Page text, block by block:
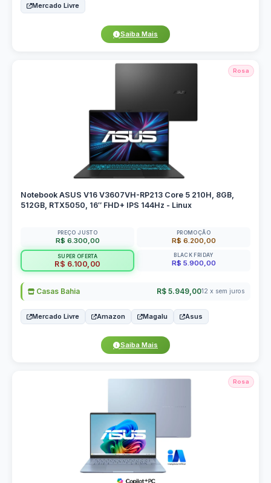
Mercado Livre
Saiba Mais
Rosa
Notebook ASUS V16 V3607VH-RP213 Core 5 210H, 8GB,
512GB, RTX5050, 16″ FHD+ IPS 144Hz - Linux
PREÇO JUSTO
R$ 6.300,00
PROMOÇÃO
R$ 6.200,00
SUPER OFERTA
R$ 6.100,00
BLACK FRIDAY
R$ 5.900,00
Casas Bahia R$ 5.949,0012 x sem juros
Mercado Livre Amazon Magalu Asus
Saiba Mais
Rosa